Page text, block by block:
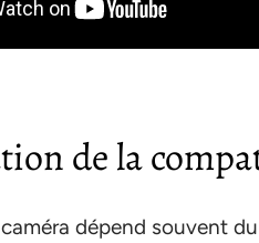
de la
caméra dépend souvent